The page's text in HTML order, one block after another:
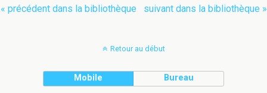
« précédent dans la bibliothèque suivant dans la bibliothèque »
Retour au début
Mobile Bureau